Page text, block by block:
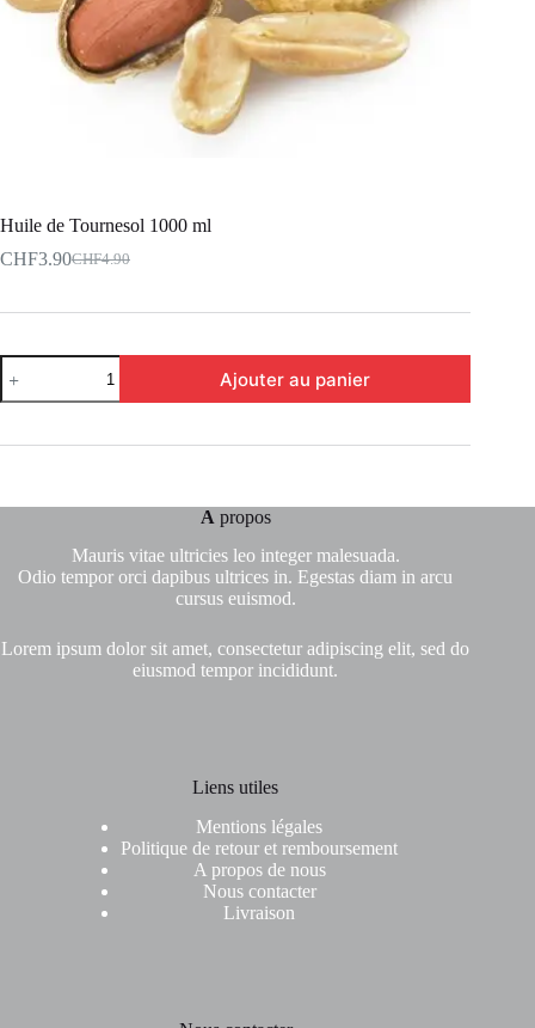
Huile de Tournesol 1000 ml
CHF4.90
CHF3.90
Ajouter au panier
A propos
Mauris vitae ultricies leo integer malesuada.
Odio tempor orci dapibus ultrices in. Egestas diam in arcu
cursus euismod.
Lorem ipsum dolor sit amet, consectetur adipiscing elit, sed do
eiusmod tempor incididunt.
Liens utiles
Mentions légales
Politique de retour et remboursement
A propos de nous
Nous contacter
Livraison